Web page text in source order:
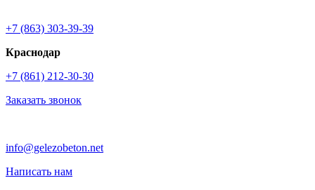
+7 (863) 303-39-39
Краснодар
+7 (861) 212-30-30
Заказать звонок
info@gelezobeton.net
Написать нам